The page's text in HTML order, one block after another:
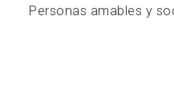
Personas amables y